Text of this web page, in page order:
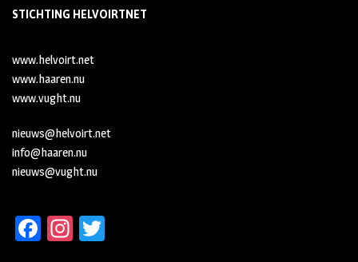
STICHTING HELVOIRTNET
www.helvoirt.net
www.haaren.nu
www.vught.nu
nieuws@helvoirt.net
info@haaren.nu
nieuws@vught.nu
Fa In